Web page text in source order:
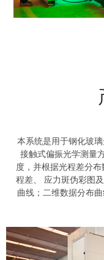
本系统是用于钢化玻
接触式偏振光学测量
度，并根据光程差分
程差、 应力斑伪彩图
曲线；二维数据分布